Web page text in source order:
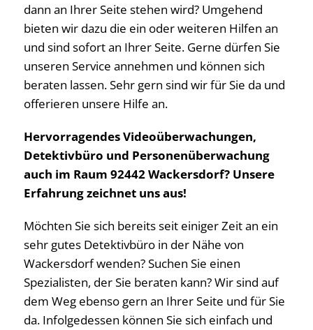
dann an Ihrer Seite stehen wird? Umgehend
bieten wir dazu die ein oder weiteren Hilfen an
und sind sofort an Ihrer Seite. Gerne dürfen Sie
unseren Service annehmen und können sich
beraten lassen. Sehr gern sind wir für Sie da und
offerieren unsere Hilfe an.
Hervorragendes Videoüberwachungen,
Detektivbüro und Personenüberwachung
auch im Raum 92442 Wackersdorf? Unsere
Erfahrung zeichnet uns aus!
Möchten Sie sich bereits seit einiger Zeit an ein
sehr gutes Detektivbüro in der Nähe von
Wackersdorf wenden? Suchen Sie einen
Spezialisten, der Sie beraten kann? Wir sind auf
dem Weg ebenso gern an Ihrer Seite und für Sie
da. Infolgedessen können Sie sich einfach und